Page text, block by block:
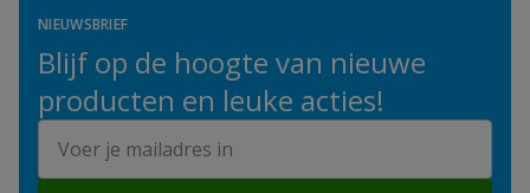
NIEUWSBRIEF
Blijf op de hoogte van nieuwe
producten en leuke acties!